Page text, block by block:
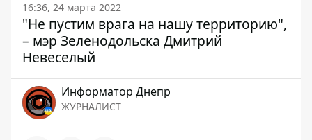
16:36, 24 марта 2022
"Не пустим врага на нашу территорию",
– мэр Зеленодольска Дмитрий
Невеселый
Информатор Днепр
ЖУРНАЛИСТ